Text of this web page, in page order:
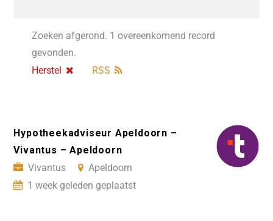
Zoeken afgerond. 1 overeenkomend record
gevonden.
Herstel
RSS
Hypotheekadviseur Apeldoorn –
Vivantus – Apeldoorn
Vivantus
Apeldoorn
1 week geleden geplaatst